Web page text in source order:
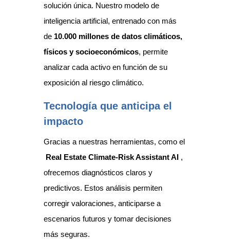
solución única. Nuestro modelo de
inteligencia artificial, entrenado con más
de 10.000 millones de datos climáticos,
físicos y socioeconómicos, permite
analizar cada activo en función de su
exposición al riesgo climático.
Tecnología que anticipa el
impacto
Gracias a nuestras herramientas, como el
Real Estate Climate-Risk Assistant AI ,
ofrecemos diagnósticos claros y
predictivos. Estos análisis permiten
corregir valoraciones, anticiparse a
escenarios futuros y tomar decisiones
más seguras.